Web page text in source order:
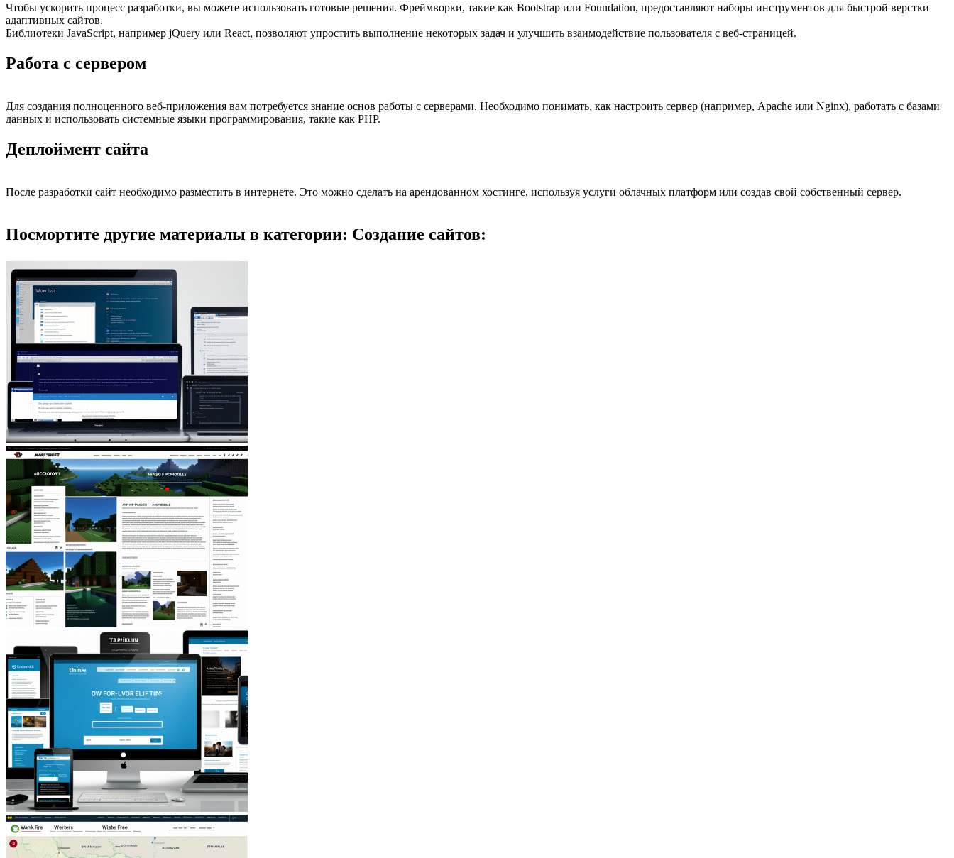
Чтобы ускорить процесс разработки, вы можете использовать готовые решения. Фреймворки, такие как Bootstrap или Foundation, предоставляют наборы инструментов для быстрой верстки
адаптивных сайтов.
Библиотеки JavaScript, например jQuery или React, позволяют упростить выполнение некоторых задач и улучшить взаимодействие пользователя с веб-страницей.
Работа с сервером
Для создания полноценного веб-приложения вам потребуется знание основ работы с серверами. Необходимо понимать, как настроить сервер (например, Apache или Nginx), работать с базами
данных и использовать системные языки программирования, такие как PHP.
Деплоймент сайта
После разработки сайт необходимо разместить в интернете. Это можно сделать на арендованном хостинге, используя услуги облачных платформ или создав свой собственный сервер.
Посмортите другие материалы в категории: Создание сайтов: